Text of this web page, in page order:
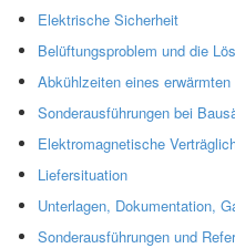
Elektrische Sicherheit
Belüftungsproblem und die
Abkühlzeiten eines
Sonderausführungen bei
Elektromagnetische
Liefersituation
Unterlagen, Dokumentation,
Sonderausführungen und